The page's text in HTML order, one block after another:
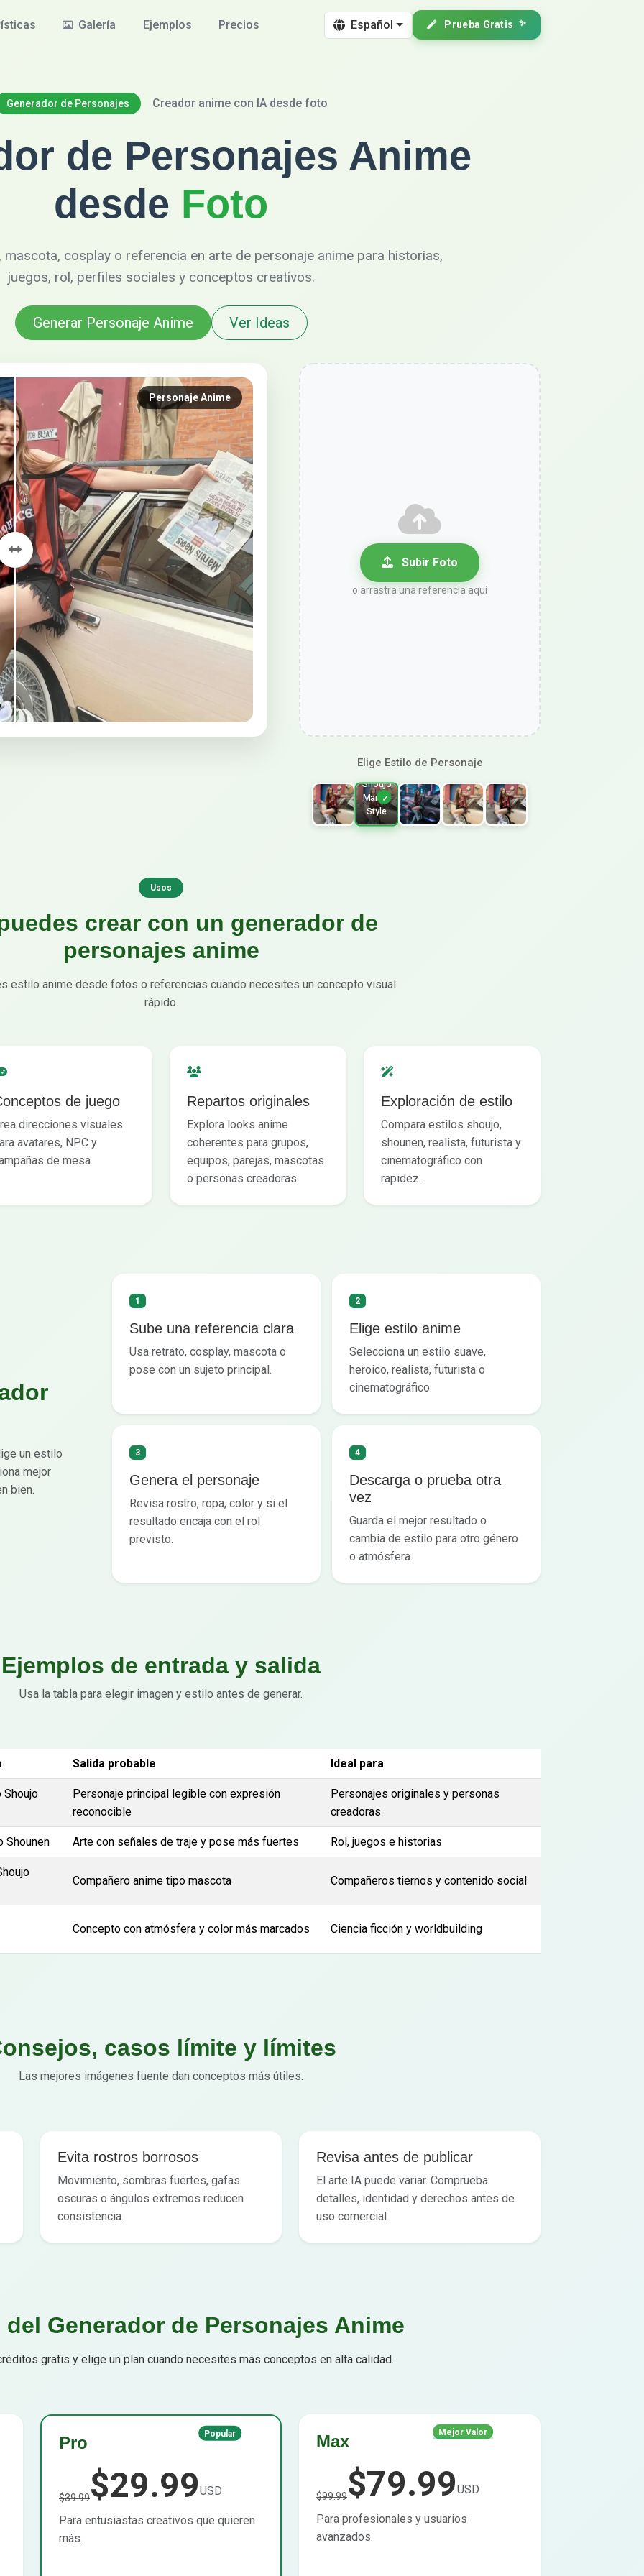
Galería Ejemplos Precios Español Prueba Gratis ✨
Generador de Personajes Creador anime con IA desde foto
de Personajes Anime
desde Foto
mascota, cosplay o referencia en arte de personaje anime para historias,
juegos, rol, perfiles sociales y conceptos creativos.
Generar Personaje Anime Ver Ideas
Personaje Anime
Subir Foto
o arrastra una referencia aquí
Elige Estilo de Personaje
Shoujo
Manga
Style
Usos
crear con un generador de
personajes anime
estilo anime desde fotos o referencias cuando necesites un concepto visual
rápido.
de juego
direcciones visuales
avatares, NPC y
de mesa.
Repartos originales
Explora looks anime
coherentes para grupos,
equipos, parejas, mascotas
o personas creadoras.
Exploración de estilo
Compara estilos shoujo,
shounen, realista, futurista y
cinematográfico con
rapidez.
un estilo
mejor
bien.
1
Sube una referencia clara
Usa retrato, cosplay, mascota o
pose con un sujeto principal.
2
Elige estilo anime
Selecciona un estilo suave,
heroico, realista, futurista o
cinematográfico.
3
Genera el personaje
Revisa rostro, ropa, color y si el
resultado encaja con el rol
previsto.
4
Descarga o prueba otra
vez
Guarda el mejor resultado o
cambia de estilo para otro género
o atmósfera.
Ejemplos de entrada y salida
Usa la tabla para elegir imagen y estilo antes de generar.
Salida probable Ideal para
Shoujo
Personaje principal legible con expresión
reconocible
Personajes originales y personas
creadoras
Shounen Arte con señales de traje y pose más fuertes Rol, juegos e historias
Compañero anime tipo mascota Compañeros tiernos y contenido social
Concepto con atmósfera y color más marcados Ciencia ficción y worldbuilding
casos límite y límites
Las mejores imágenes fuente dan conceptos más útiles.
Evita rostros borrosos
Movimiento, sombras fuertes, gafas
oscuras o ángulos extremos reducen
consistencia.
Revisa antes de publicar
El arte IA puede variar. Comprueba
detalles, identidad y derechos antes de
uso comercial.
Generador de Personajes Anime
gratis y elige un plan cuando necesites más conceptos en alta calidad.
Popular
Pro
$39.99$29.99USD
Para entusiastas creativos que quieren
más.
Mejor Valor
Max
$99.99$79.99USD
Para profesionales y usuarios
avanzados.